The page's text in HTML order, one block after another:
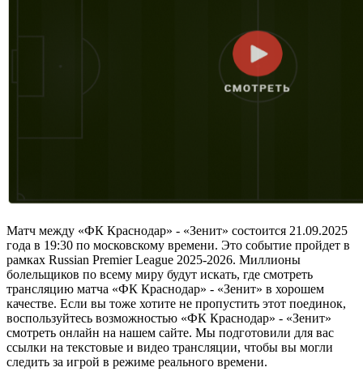
Матч между «ФК Краснодар» - «Зенит» состоится 21.09.2025
года в 19:30 по московскому времени. Это событие пройдет в
рамках Russian Premier League 2025-2026. Миллионы
болельщиков по всему миру будут искать, где смотреть
трансляцию матча «ФК Краснодар» - «Зенит» в хорошем
качестве. Если вы тоже хотите не пропустить этот поединок,
воспользуйтесь возможностью «ФК Краснодар» - «Зенит»
смотреть онлайн на нашем сайте. Мы подготовили для вас
ссылки на текстовые и видео трансляции, чтобы вы могли
следить за игрой в режиме реального времени.